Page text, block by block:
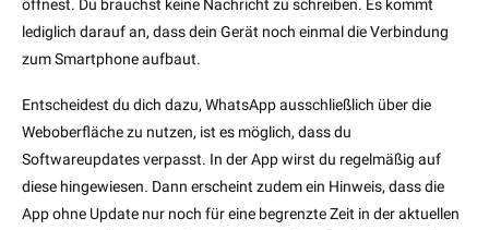
öffnest. Du brauchst keine Nachricht zu schreiben. Es kommt
lediglich darauf an, dass dein Gerät noch einmal die Verbindung
zum Smartphone aufbaut.
Entscheidest du dich dazu, WhatsApp ausschließlich über die
Weboberfläche zu nutzen, ist es möglich, dass du
Softwareupdates verpasst. In der App wirst du regelmäßig auf
diese hingewiesen. Dann erscheint zudem ein Hinweis, dass die
App ohne Update nur noch für eine begrenzte Zeit in der aktuellen